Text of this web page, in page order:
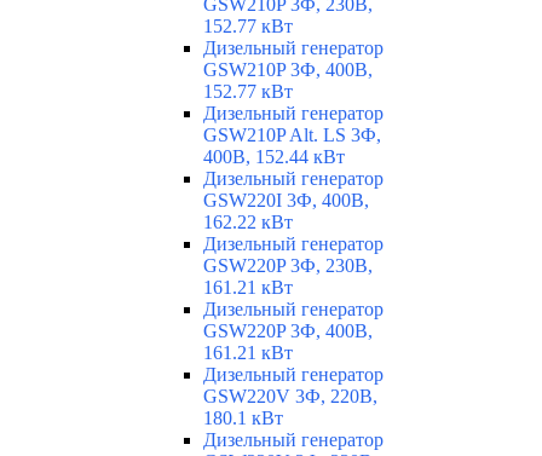
GSW210P 3Ф, 230В,
152.77 кВт
Дизельный генератор
GSW210P 3Ф, 400В,
152.77 кВт
Дизельный генератор
GSW210P Alt. LS 3Ф,
400В, 152.44 кВт
Дизельный генератор
GSW220I 3Ф, 400В,
162.22 кВт
Дизельный генератор
GSW220P 3Ф, 230В,
161.21 кВт
Дизельный генератор
GSW220P 3Ф, 400В,
161.21 кВт
Дизельный генератор
GSW220V 3Ф, 220В,
180.1 кВт
Дизельный генератор